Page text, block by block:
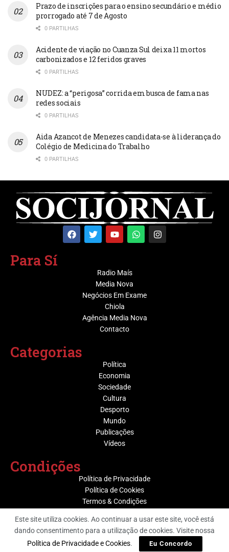
Prazo de inscrições para o ensino secundário e médio
prorrogado até 7 de Agosto
0 PARTILHAS
Acidente de viação no Cuanza Sul deixa 11 mortos
carbonizados e 12 feridos graves
0 PARTILHAS
NUDEZ: a “perigosa” corrida em busca de fama nas
redes sociais
0 PARTILHAS
Aida Azancot de Menezes candidata-se à liderança do
Colégio de Medicina do Trabalho
0 PARTILHAS
Para Sí
Radio Maís
Media Nova
Negócios Em Exame
Chiola
Agência Media Nova
Contacto
Categorias
Política
Economia
Sociedade
Cultura
Desporto
Mundo
Publicações
Vídeos
Condições
Política de Privacidade
Política de Cookies
Termos & Condições
@ Grupo Media Nova | Socijornal
Este site utiliza cookies. Ao continuar a usar este site, você está
dando consentimento para a utilização de cookies. Visite nossa
Política de Privacidade e Cookies. Eu Concordo